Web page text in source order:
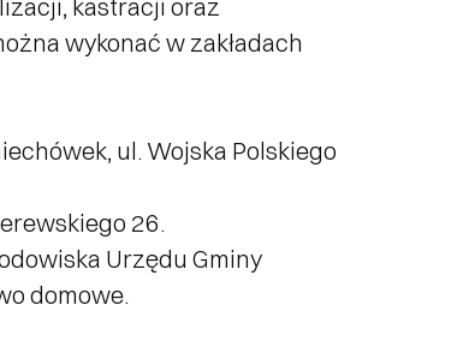
kastracji oraz
wykonać w zakładach
ul. Wojska Polskiego
26.
Urzędu Gminy
domowe.